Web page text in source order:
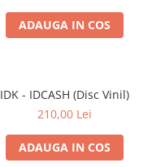
ADAUGA IN COS
IDK - IDCASH (Disc Vinil)
210,00 Lei
ADAUGA IN COS